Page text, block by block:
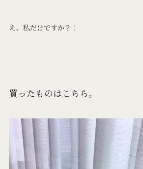
え、私だけですか？！
買ったものはこちら。